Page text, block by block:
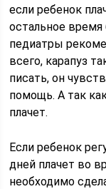
если ребенок
остальное время
педиатры
всего, карапуз
писать, он
помощь. А так
плачет.
Если ребенок
дней плачет во
необходимо